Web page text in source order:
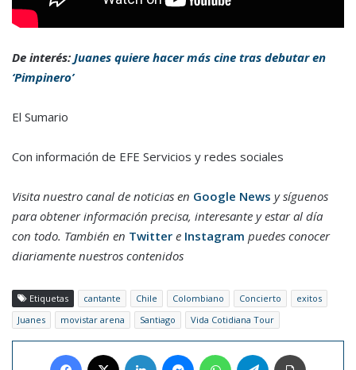
De interés: Juanes quiere hacer más cine tras debutar en
‘Pimpinero’
El Sumario
Con información de EFE Servicios y redes sociales
Visita nuestro canal de noticias en Google News y síguenos
para obtener información precisa, interesante y estar al día
con todo. También en Twitter e Instagram puedes conocer
diariamente nuestros contenidos
Etiquetas cantante Chile Colombiano Concierto
exitos
Juanes
movistar arena Santiago Vida Cotidiana Tour
Facebook LinkedIn MessengerWhatsAppTelegram